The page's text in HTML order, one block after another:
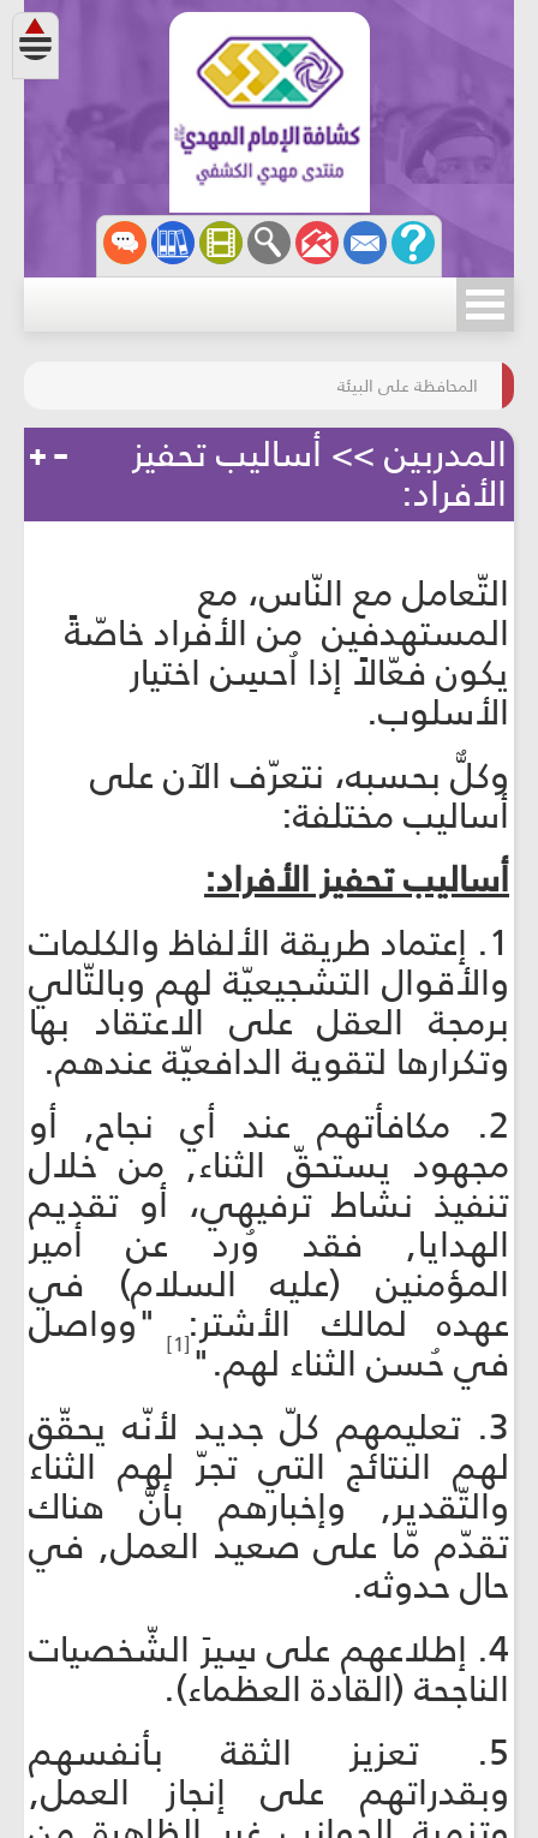
مسابقة الركب الحسينيّ
المحافظة على البيئة
المدربين >> أساليب تحفيز
الأفراد:
التّعامل مع النّاس، مع
المستهدفين من الأفراد خاصّةً
يكون فعّالاً إذا اُحسِن اختيار
الأسلوب.
وكلٌّ بحسبه، نتعرّف الآن على
أساليب مختلفة:
أساليب تحفيز الأفراد:
1. إعتماد طريقة الألفاظ والكلمات
والأقوال التشجيعيّة لهم وبالتّالي
برمجة العقل على الاعتقاد بها
وتكرارها لتقوية الدافعيّة عندهم.
2. مكافأتهم عند أي نجاح, أو
مجهود يستحقّ الثناء, من خلال
تنفيذ نشاط ترفيهي، أو تقديم
الهدايا, فقد وُرد عن أمير
المؤمنين (عليه السلام) في
عهده لمالك الأشتر: "وواصل
في حُسن الثناء لهم." [1]
3. تعليمهم كلّ جديد لأنّه يحقّق
لهم النتائج التي تجرّ لهم الثناء
والتّقدير, وإخبارهم بأنَّ هناك
تقدّم مّا على صعيد العمل, في
حال حدوثه.
4. إطلاعهم على سِيرَ الشّخصيات
الناجحة (القادة العظماء).
5. تعزيز الثقة بأنفسهم
وبقدراتهم على إنجاز العمل,